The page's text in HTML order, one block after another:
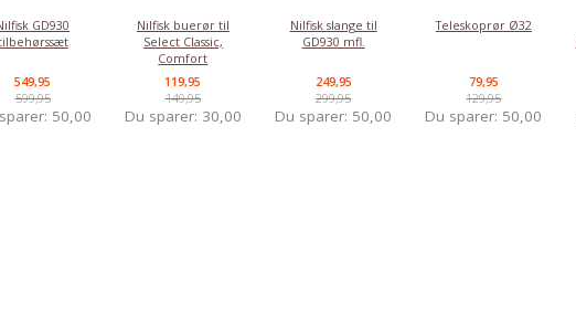
GD930
549,95
599,95
50,00
Nilfisk buerør til
Select Classic,
Comfort
119,95
149,95
Du sparer: 30,00
Nilfisk slange til
GD930 mfl.
249,95
299,95
Du sparer: 50,00
Teleskoprør Ø32
79,95
129,95
Du sparer: 50,00